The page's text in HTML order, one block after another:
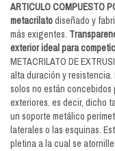
ARTICULO COMPUESTO
metacrilatodiseñado y
más exigentes.
exterior ideal para
METACRILATO DE
alta duración y resistencia.
solos no están
exteriores. es decir, dicho
un soporte metálico
laterales o las esquinas.
pletina a la cual se